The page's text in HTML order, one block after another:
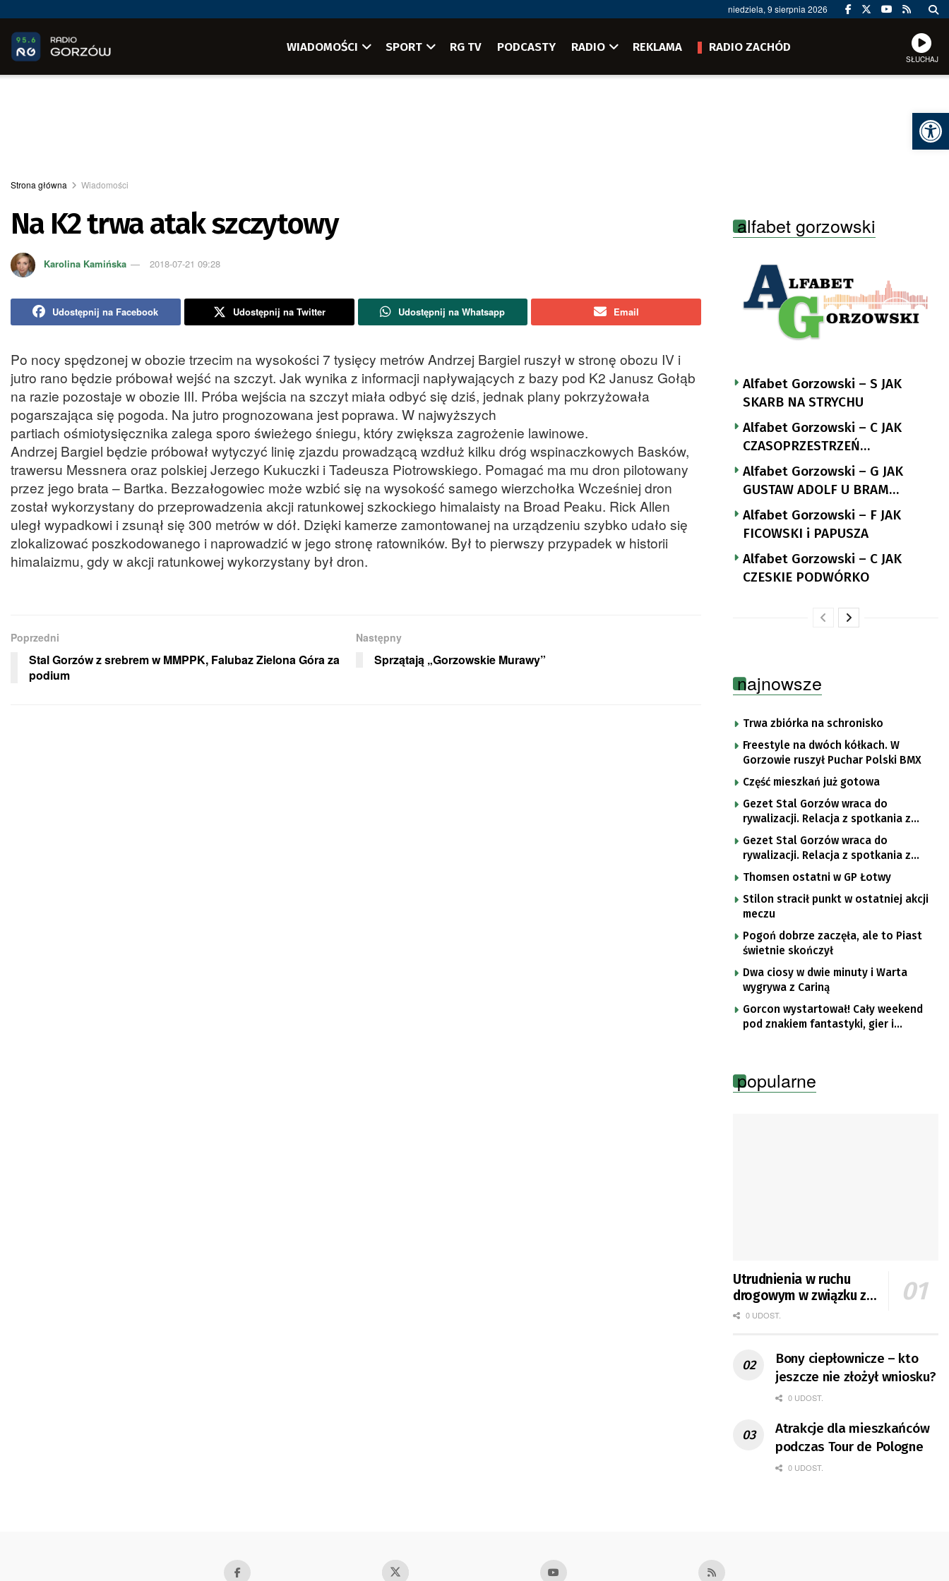
niedziela, 9 sierpnia 2026
WIADOMOŚCI SPORT RG TV PODCASTY RADIO REKLAMA RADIO ZACHÓD
SŁUCHAJ
Strona główna Wiadomości
Na K2 trwa atak szczytowy
Karolina Kamińska 2018-07-21 09:28
Udostępnij na Facebook Udostępnij na Twitter Udostępnij na Whatsapp Email
Po nocy spędzonej w obozie trzecim na wysokości 7 tysięcy metrów Andrzej Bargiel ruszył w stronę obozu IV i
jutro rano będzie próbował wejść na szczyt. Jak wynika z informacji napływających z bazy pod K2 Janusz Gołąb
na razie pozostaje w obozie III. Próba wejścia na szczyt miała odbyć się dziś, jednak plany pokrzyżowała
pogarszająca się pogoda. Na jutro prognozowana jest poprawa. W najwyższych
partiach ośmiotysięcznika zalega sporo świeżego śniegu, który zwiększa zagrożenie lawinowe.
Andrzej Bargiel będzie próbował wytyczyć linię zjazdu prowadzącą wzdłuż kilku dróg wspinaczkowych Basków,
trawersu Messnera oraz polskiej Jerzego Kukuczki i Tadeusza Piotrowskiego. Pomagać ma mu dron pilotowany
przez jego brata – Bartka. Bezzałogowiec może wzbić się na wysokość samego wierzchołka Wcześniej dron
został wykorzystany do przeprowadzenia akcji ratunkowej szkockiego himalaisty na Broad Peaku. Rick Allen
uległ wypadkowi i zsunął się 300 metrów w dół. Dzięki kamerze zamontowanej na urządzeniu szybko udało się
zlokalizować poszkodowanego i naprowadzić w jego stronę ratowników. Był to pierwszy przypadek w historii
himalaizmu, gdy w akcji ratunkowej wykorzystany był dron.
Poprzedni
Stal Gorzów z srebrem w MMPPK, Falubaz Zielona Góra za
podium
Następny
Sprzątają „Gorzowskie Murawy”
alfabet gorzowski
Alfabet Gorzowski – S JAK
SKARB NA STRYCHU
Alfabet Gorzowski – C JAK
CZASOPRZESTRZEŃ
NUTTGENSA
Alfabet Gorzowski – G JAK
GUSTAW ADOLF U BRAM
LANDSBERGA
Alfabet Gorzowski – F JAK
FICOWSKI i PAPUSZA
Alfabet Gorzowski – C JAK
CZESKIE PODWÓRKO
najnowsze
Trwa zbiórka na schronisko
Freestyle na dwóch kółkach. W
Gorzowie ruszył Puchar Polski BMX
Część mieszkań już gotowa
Gezet Stal Gorzów wraca do
rywalizacji. Relacja z spotkania z
częstochowskimi lwami u nas!
Gezet Stal Gorzów wraca do
rywalizacji. Relacja z spotkania z
częstochowskimi lwami u nas!
Thomsen ostatni w GP Łotwy
Stilon stracił punkt w ostatniej akcji
meczu
Pogoń dobrze zaczęła, ale to Piast
świetnie skończył
Dwa ciosy w dwie minuty i Warta
wygrywa z Cariną
Gorcon wystartował! Cały weekend
pod znakiem fantastyki, gier i
popularne
Utrudnienia w ruchu
drogowym w związku z
Tour de Pologne
0 UDOST.
Bony ciepłownicze – kto
jeszcze nie złożył wniosku?
0 UDOST.
Atrakcje dla mieszkańców
podczas Tour de Pologne
0 UDOST.